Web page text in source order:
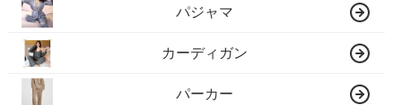
パジャマ
カーディガン
パーカー